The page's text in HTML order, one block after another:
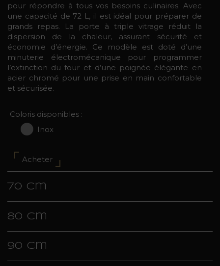
pour répondre à tous vos besoins culinaires. Avec
une capacité de 72 L, il est idéal pour préparer de
grands repas. La porte à triple vitrage réduit la
dispersion de la chaleur, assurant sécurité et
économie d’énergie. Ce modèle est doté d’une
minuterie électromécanique pour programmer
l’extinction du four et d’une poignée élégante en
acier chromé pour une prise en main confortable
et sécurisée.
Coloris disponibles :
Inox
Acheter
70 cm
80 cm
90 cm